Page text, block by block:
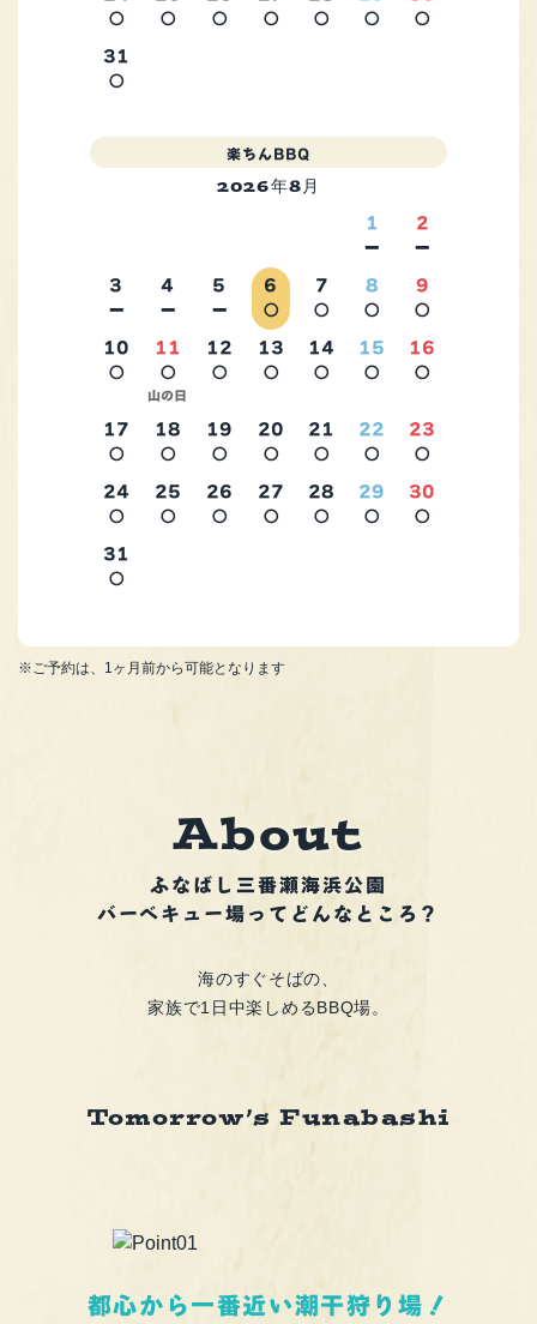
○
○
○
○
○
○
○
31
○
楽ちんBBQ
2026年8月
1
－
2
－
3
－
4
－
5
－
6
○
7
○
8
○
9
○
10
○
11
○
山の日
12
○
13
○
14
○
15
○
16
○
17
○
18
○
19
○
20
○
21
○
22
○
23
○
24
○
25
○
26
○
27
○
28
○
29
○
30
○
31
○
2026年9月
※ご予約は、1ヶ月前から可能となります
About
ふなばし三番瀬海浜公園
バーベキュー場ってどんなところ？
海のすぐそばの、
家族で1日中楽しめるBBQ場。
Tomorrow’s Funabashi
都心から一番近い潮干狩り場！